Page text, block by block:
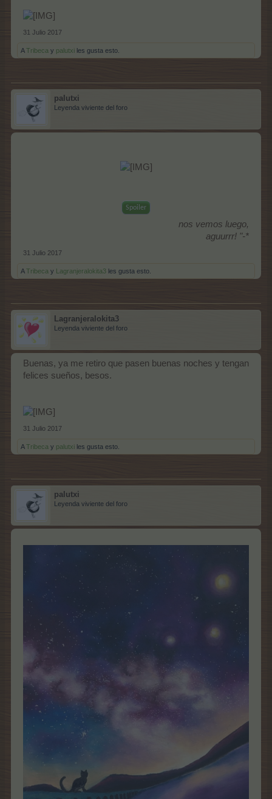
31 Julio 2017
ATribeca y palutxi les gusta esto.
palutxi
Leyenda viviente del foro
Spoiler
nos vemos luego,
aguurrr! "-*
31 Julio 2017
ATribeca y Lagranjeralokita3 les gusta esto.
Lagranjeralokita3
Leyenda viviente del foro
Buenas, ya me retiro que pasen buenas noches y tengan
felices sueños, besos.
31 Julio 2017
ATribeca y palutxi les gusta esto.
palutxi
Leyenda viviente del foro